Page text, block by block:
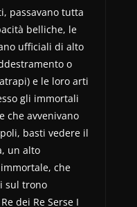
passavano tutta
belliche, le
ufficiali di alto
o
e le loro arti
gli immortali
che avvenivano
basti vedere il
un alto
che
sul trono
dei Re Serse I